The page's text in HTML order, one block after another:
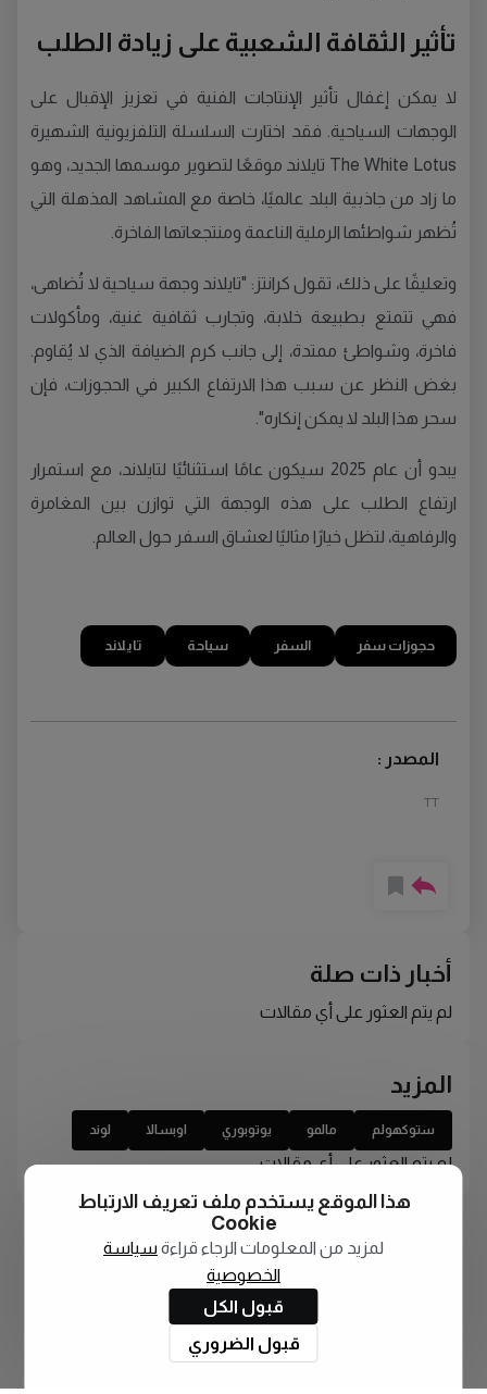
تأثير الثقافة الشعبية على زيادة الطلب
لا يمكن إغفال تأثير الإنتاجات الفنية في تعزيز الإقبال على
الوجهات السياحية. فقد اختارت السلسلة التلفزيونية الشهيرة
The White Lotus تايلاند موقعًا لتصوير موسمها الجديد، وهو
ما زاد من جاذبية البلد عالميًا، خاصة مع المشاهد المذهلة التي
تُظهر شواطئها الرملية الناعمة ومنتجعاتها الفاخرة.
وتعليقًا على ذلك، تقول كرانتز: "تايلاند وجهة سياحية لا تُضاهى،
فهي تتمتع بطبيعة خلابة، وتجارب ثقافية غنية، ومأكولات
فاخرة، وشواطئ ممتدة، إلى جانب كرم الضيافة الذي لا يُقاوم.
بغض النظر عن سبب هذا الارتفاع الكبير في الحجوزات، فإن
سحر هذا البلد لا يمكن إنكاره".
يبدو أن عام 2025 سيكون عامًا استثنائيًا لتايلاند، مع استمرار
ارتفاع الطلب على هذه الوجهة التي توازن بين المغامرة
والرفاهية، لتظل خيارًا مثاليًا لعشاق السفر حول العالم.
حجوزات سفر السفر سياحة تايلاند
المصدر :
TT
أخبار ذات صلة
لم يتم العثور على أي مقالات
المزيد
ستوكهولم مالمو يوتوبوري اوبسالا لوند
لم يتم العثور على أي مقالات
هذا الموقع يستخدم ملف تعريف الارتباط
Cookie
لمزيد من المعلومات الرجاء قراءة سياسة
الخصوصية
قبول الكل
قبول الضروري